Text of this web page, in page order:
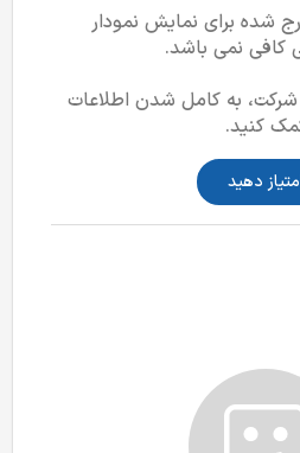
شده برای نمایش نمودار
کافی نمی باشد.
شرکت، به کامل شدن اطلاعات
کنید.
دهید